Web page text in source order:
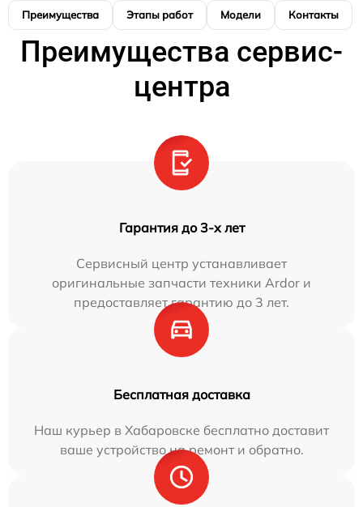
Преимущества Этапы работ Модели Контакты
Преимущества сервис-
центра
Гарантия до 3-х лет
Сервисный центр устанавливает
оригинальные запчасти техники Ardor и
предоставляет гарантию до 3 лет.
Бесплатная доставка
Наш курьер в Хабаровске бесплатно доставит
ваше устройство на ремонт и обратно.